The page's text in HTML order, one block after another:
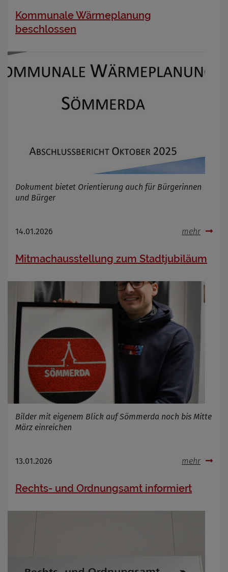
Kommunale Wärmeplanung
beschlossen
Dokument bietet Orientierung auch für Bürgerinnen
und Bürger
14.01.2026 mehr
Mitmachausstellung zum Stadtjubiläum
Bilder mit eigenem Blick auf Sömmerda noch bis Mitte
März einreichen
13.01.2026 mehr
Rechts- und Ordnungsamt informiert